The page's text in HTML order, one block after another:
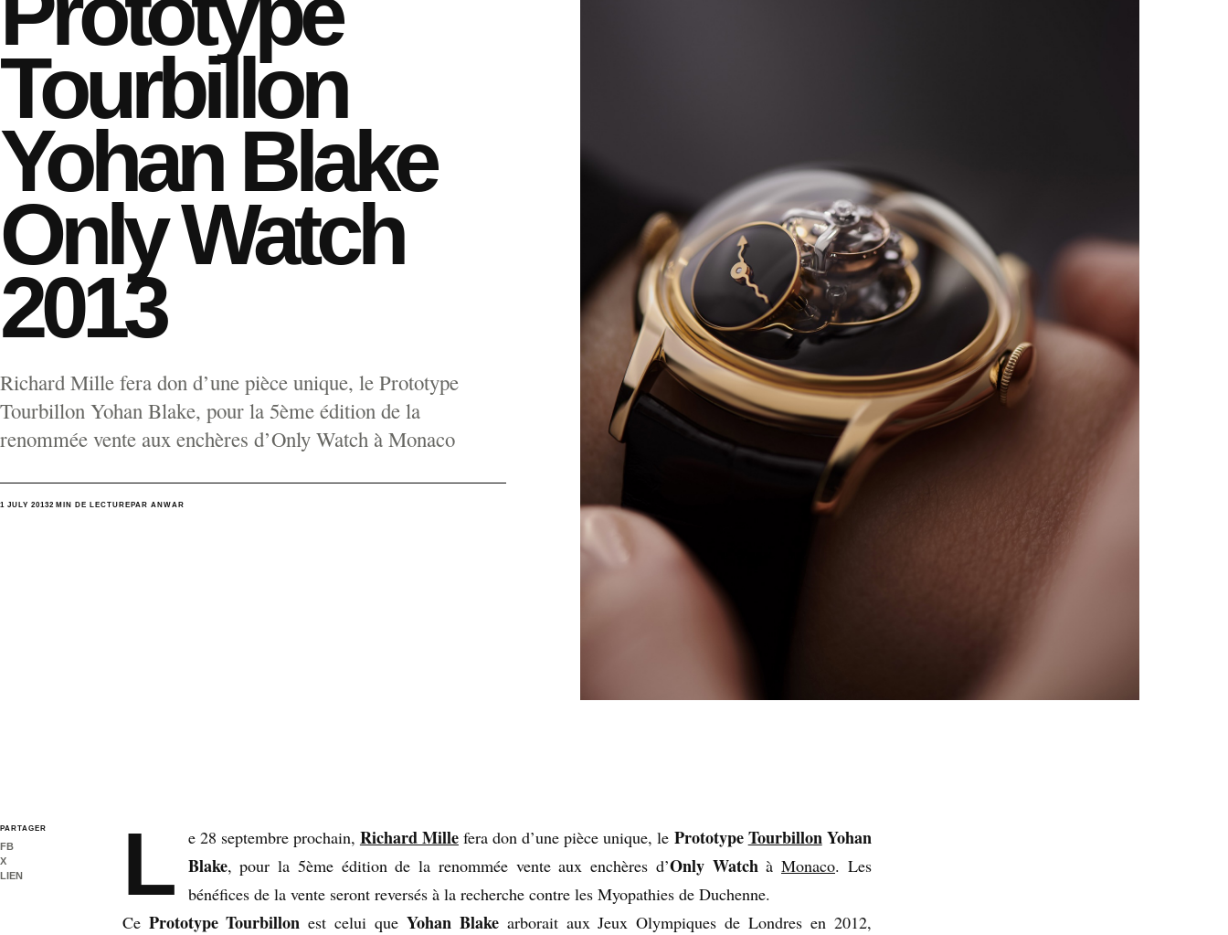
Tourbillon
Yohan Blake
Only Watch
2013
Richard Mille fera don d’une pièce unique, le Prototype
Tourbillon Yohan Blake, pour la 5ème édition de la
renommée vente aux enchères d’Only Watch à Monaco
1 JULY 20132 MIN DE LECTURE PAR ANWAR
PARTAGER
FB
X
LIEN
L e 28 septembre prochain, Richard Millefera don d’une pièce unique, le PrototypeTourbillonYohan
Blake, pour la 5ème édition de la renommée vente aux enchères d’Only Watch à Monaco. Les
bénéfices de la vente seront reversés à la recherche contre les Myopathies de Duchenne.
CePrototype Tourbillon est celui que Yohan Blakearborait aux Jeux Olympiques de Londres en 2012,